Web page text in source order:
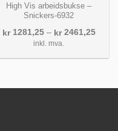
High Vis arbeidsbukse –
Snickers-6932
kr1281,25 – kr2461,25
kr
inkl. mva.